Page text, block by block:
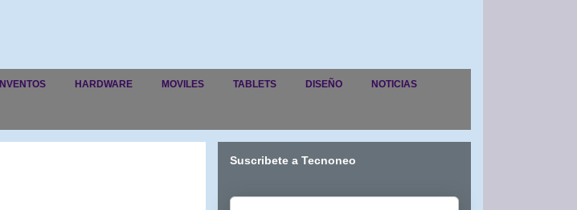
INVENTOS HARDWARE MOVILES TABLETS DISEÑO NOTICIAS
Suscribete a Tecnoneo